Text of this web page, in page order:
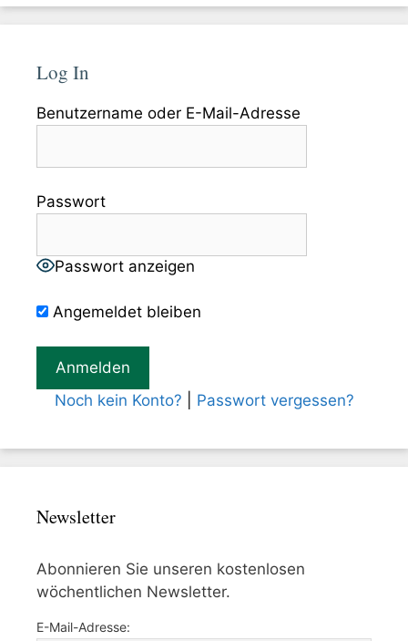
Log In
Benutzername oder E-Mail-Adresse
Passwort
Passwort anzeigen
Angemeldet bleiben
Noch kein Konto? Passwort vergessen?
Newsletter
Abonnieren Sie unseren kostenlosen
wöchentlichen Newsletter.
E-Mail-Adresse: